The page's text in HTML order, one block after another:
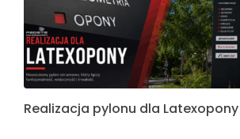
Realizacja pylonu dla Latexopony